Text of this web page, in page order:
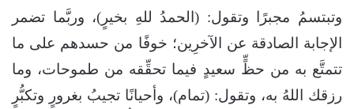
وتبتسمُ مجبرًا وتقول: (الحمدُ للهِ بخيرٍ)، وربَّما تضمر
الإجابة الصادقة عن الآخرِين؛ خوفًا من حسدهم على ما
تتمتَّع به من حظٍّ سعيدٍ فيما تحقِّقه من طموحات، وما
رزقك اللهُ به، وتقول: (تمام)، وأحيانًا تجيبُ بغرورٍ وتكبُّرٍ